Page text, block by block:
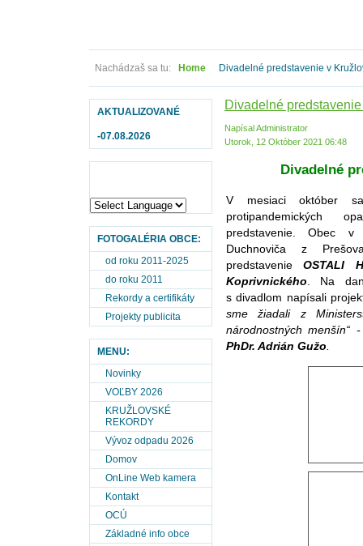
Nachádzaš sa tu: Home Divadelné predstavenie v
AKTUALIZOVANÉ
-07.08.2026
FOTOGALÉRIA OBCE:
od roku 2011-2025
do roku 2011
Rekordy a certifikáty
Projekty publicita
MENU:
Novinky
VOĽBY 2026
KRUŽLOVSKÉ
REKORDY
Vývoz odpadu 2026
Domov
OnLine Web kamera
Kontakt
OCÚ
Základné info obce
Divadelné
Napísal Administrator
Utorok, 12 Október 2021 06:48
Divadelné
V mesiaci október
protipandemických
predstavenie. Obec v
Duchnoviča z
predstavenieOSTALI
Koprivnického. Na
s divadlom napísali
sme žiadali z
národnostných menšín“
PhDr. Adrián Gužo.